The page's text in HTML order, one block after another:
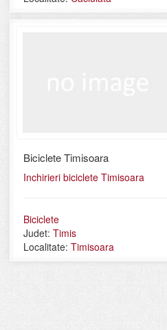
Biciclete Timisoara
Inchirieri biciclete Timisoara
Biciclete
Judet: Timis
Localitate: Timisoara